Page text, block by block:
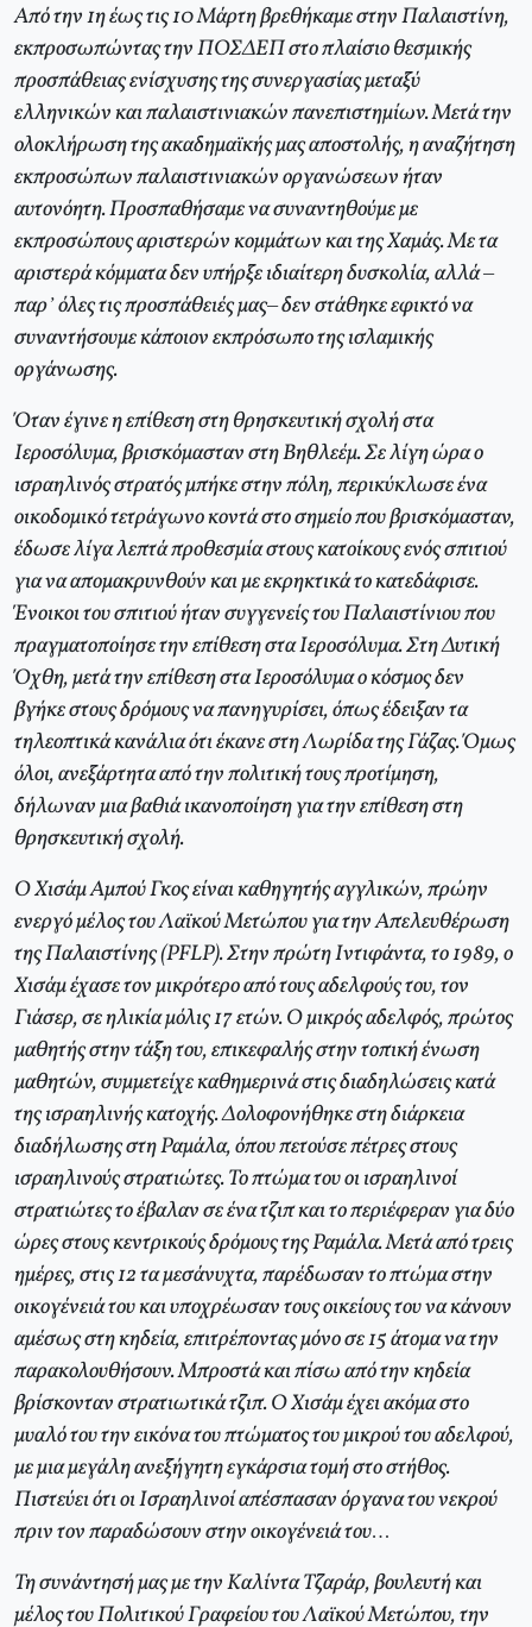
Από την 1η έως τις 10 Μάρτη βρεθήκαμε στην Παλαιστίνη,
εκπροσωπώντας την ΠΟΣΔΕΠ στο πλαίσιο θεσμικής
προσπάθειας ενίσχυσης της συνεργασίας μεταξύ
ελληνικών και παλαιστινιακών πανεπιστημίων. Μετά την
ολοκλήρωση της ακαδημαϊκής μας αποστολής, η αναζήτηση
εκπροσώπων παλαιστινιακών οργανώσεων ήταν
αυτονόητη. Προσπαθήσαμε να συναντηθούμε με
εκπροσώπους αριστερών κομμάτων και της Χαμάς. Με τα
αριστερά κόμματα δεν υπήρξε ιδιαίτερη δυσκολία, αλλά –
παρ’ όλες τις προσπάθειές μας– δεν στάθηκε εφικτό να
συναντήσουμε κάποιον εκπρόσωπο της ισλαμικής
οργάνωσης.
Όταν έγινε η επίθεση στη θρησκευτική σχολή στα
Ιεροσόλυμα, βρισκόμασταν στη Βηθλεέμ. Σε λίγη ώρα ο
ισραηλινός στρατός μπήκε στην πόλη, περικύκλωσε ένα
οικοδομικό τετράγωνο κοντά στο σημείο που βρισκόμασταν,
έδωσε λίγα λεπτά προθεσμία στους κατοίκους ενός σπιτιού
για να απομακρυνθούν και με εκρηκτικά το κατεδάφισε.
Ένοικοι του σπιτιού ήταν συγγενείς του Παλαιστίνιου που
πραγματοποίησε την επίθεση στα Ιεροσόλυμα. Στη Δυτική
Όχθη, μετά την επίθεση στα Ιεροσόλυμα ο κόσμος δεν
βγήκε στους δρόμους να πανηγυρίσει, όπως έδειξαν τα
τηλεοπτικά κανάλια ότι έκανε στη Λωρίδα της Γάζας. Όμως
όλοι, ανεξάρτητα από την πολιτική τους προτίμηση,
δήλωναν μια βαθιά ικανοποίηση για την επίθεση στη
θρησκευτική σχολή.
Ο Χισάμ Αμπού Γκος είναι καθηγητής αγγλικών, πρώην
ενεργό μέλος του Λαϊκού Μετώπου για την Απελευθέρωση
της Παλαιστίνης (PFLP). Στην πρώτη Ιντιφάντα, το 1989, ο
Χισάμ έχασε τον μικρότερο από τους αδελφούς του, τον
Γιάσερ, σε ηλικία μόλις 17 ετών. Ο μικρός αδελφός, πρώτος
μαθητής στην τάξη του, επικεφαλής στην τοπική ένωση
μαθητών, συμμετείχε καθημερινά στις διαδηλώσεις κατά
της ισραηλινής κατοχής. Δολοφονήθηκε στη διάρκεια
διαδήλωσης στη Ραμάλα, όπου πετούσε πέτρες στους
ισραηλινούς στρατιώτες. Το πτώμα του οι ισραηλινοί
στρατιώτες το έβαλαν σε ένα τζιπ και το περιέφεραν για δύο
ώρες στους κεντρικούς δρόμους της Ραμάλα. Μετά από τρεις
ημέρες, στις 12 τα μεσάνυχτα, παρέδωσαν το πτώμα στην
οικογένειά του και υποχρέωσαν τους οικείους του να κάνουν
αμέσως στη κηδεία, επιτρέποντας μόνο σε 15 άτομα να την
παρακολουθήσουν. Μπροστά και πίσω από την κηδεία
βρίσκονταν στρατιωτικά τζιπ. Ο Χισάμ έχει ακόμα στο
μυαλό του την εικόνα του πτώματος του μικρού του αδελφού,
με μια μεγάλη ανεξήγητη εγκάρσια τομή στο στήθος.
Πιστεύει ότι οι Ισραηλινοί απέσπασαν όργανα του νεκρού
πριν τον παραδώσουν στην οικογένειά του…
Τη συνάντησή μας με την Καλίντα Τζαράρ, βουλευτή και
μέλος του Πολιτικού Γραφείου του Λαϊκού Μετώπου, την